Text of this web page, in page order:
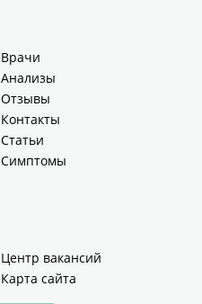
Врачи
Анализы
Отзывы
Контакты
Статьи
Симптомы
Центр вакансий
Карта сайта